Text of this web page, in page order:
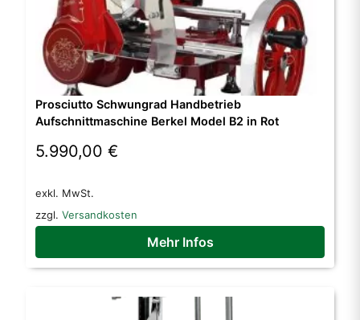
Prosciutto Schwungrad Handbetrieb
Aufschnittmaschine Berkel Model B2 in Rot
5.990,00 €
exkl. MwSt.
zzgl. Versandkosten
Mehr Infos